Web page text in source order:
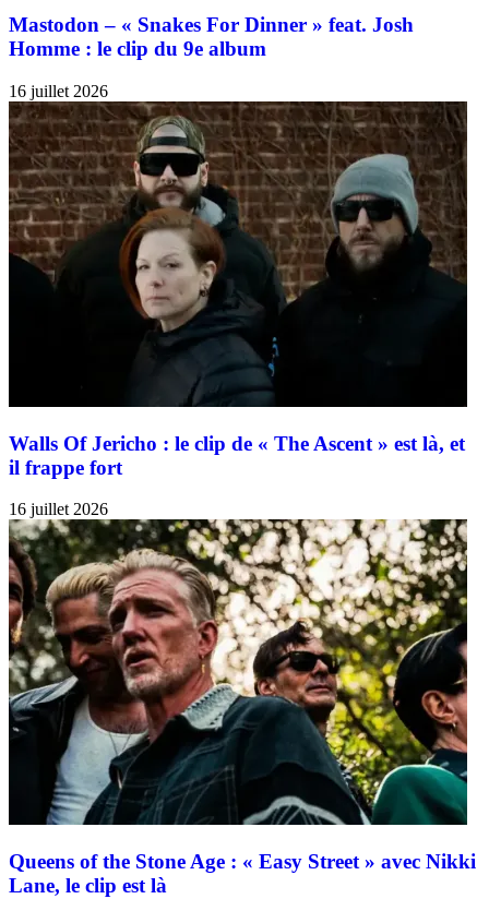
Mastodon – « Snakes For Dinner » feat. Josh
Homme : le clip du 9e album
16 juillet 2026
Walls Of Jericho : le clip de « The Ascent » est là, et
il frappe fort
16 juillet 2026
Queens of the Stone Age : « Easy Street » avec Nikki
Lane, le clip est là